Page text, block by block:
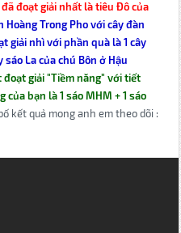
đoạt giải nhất là tiêu Đô của
Hoàng Trong Pho với cây đàn
giải nhì với phần quà là 1 cây
sáo La của chú Bôn ở Hậu
giải "Tiềm năng" với tiết
bạn là 1 sáo MHM + 1 sáo
kết quả mong anh em theo dõi :